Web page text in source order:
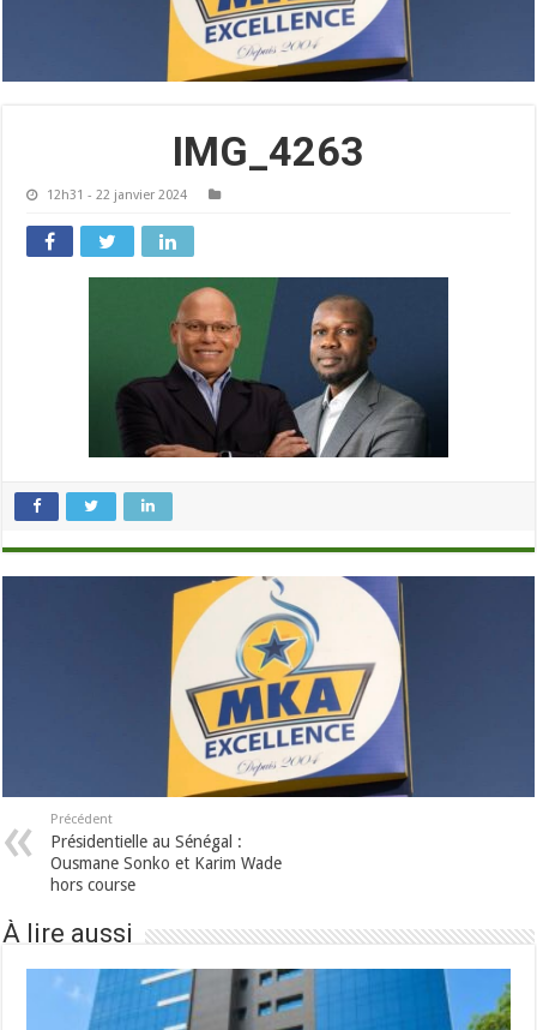
IMG_4263
12h31 - 22 janvier 2024
Précédent
Présidentielle au Sénégal :
Ousmane Sonko et Karim Wade
hors course
À lire aussi